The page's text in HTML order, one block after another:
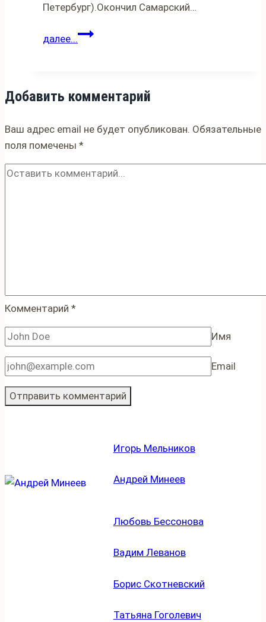
Петербург).Окончил Самарский…
далее...Иван
Добавить комментарий
Ваш адрес email не будет опубликован. Обязательные
поля помечены *
Комментарий *
Имя
Email
Игорь Мельников
Андрей Минеев
Любовь Бессонова
Вадим Леванов
Борис Скотневский
Татьяна Гоголевич